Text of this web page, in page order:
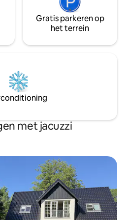
Gratis parkeren op
het terrein
met jacuzzi